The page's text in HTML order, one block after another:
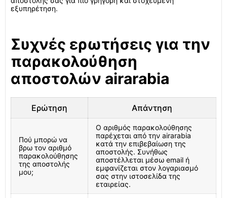
εξυπηρέτηση.
Συχνές ερωτήσεις για την
παρακολούθηση
αποστολών airarabia
Ερώτηση Απάντηση
Πού μπορώ να
βρω τον αριθμό
παρακολούθησης
της αποστολής
μου;
Ο αριθμός παρακολούθησης
παρέχεται από την airarabia
κατά την επιβεβαίωση της
αποστολής. Συνήθως
αποστέλλεται μέσω email ή
εμφανίζεται στον λογαριασμό
σας στην ιστοσελίδα της
εταιρείας.